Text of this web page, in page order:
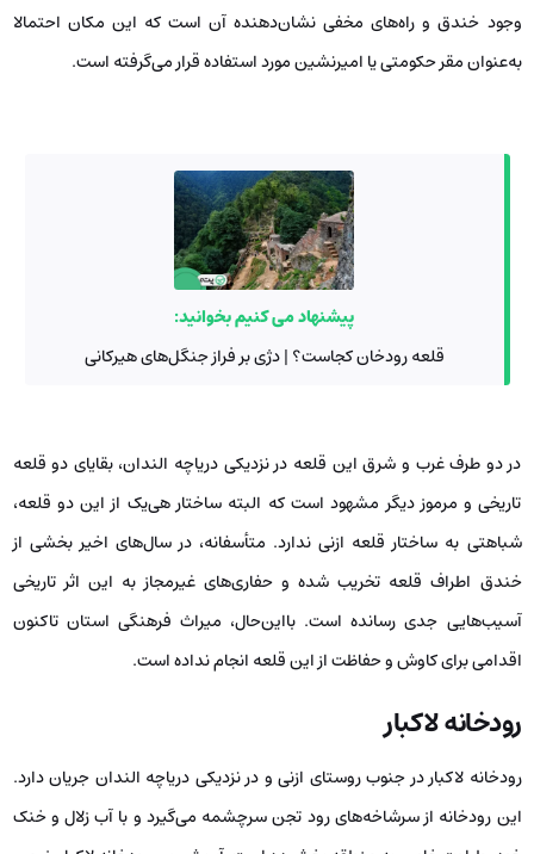
وجود خندق و راه‌های مخفی نشان‌دهنده آن است که این مکان احتمالا
به‌عنوان مقر حکومتی یا امیرنشین مورد استفاده قرار می‌گرفته است.
پیشنهاد می کنیم بخوانید:
قلعه رودخان کجاست؟ | دژی بر فراز جنگل‌های هیرکانی
در دو طرف غرب و شرق این قلعه در نزدیکی دریاچه الندان، بقایای دو قلعه
تاریخی و مرموز دیگر مشهود است که البته ساختار هی‌یک از این دو قلعه،
شباهتی به ساختار قلعه ازنی ندارد. متأسفانه، در سال‌های اخیر بخشی از
خندق اطراف قلعه تخریب شده و حفاری‌های غیرمجاز به این اثر تاریخی
آسیب‌هایی جدی رسانده است. بااین‌حال، میراث فرهنگی استان تاکنون
اقدامی برای کاوش و حفاظت از این قلعه انجام نداده است.
رودخانه لاکبار
رودخانه لاکبار در جنوب روستای ازنی و در نزدیکی دریاچه الندان جریان دارد.
این رودخانه از سرشاخه‌های رود تجن سرچشمه می‌گیرد و با آب زلال و خنک